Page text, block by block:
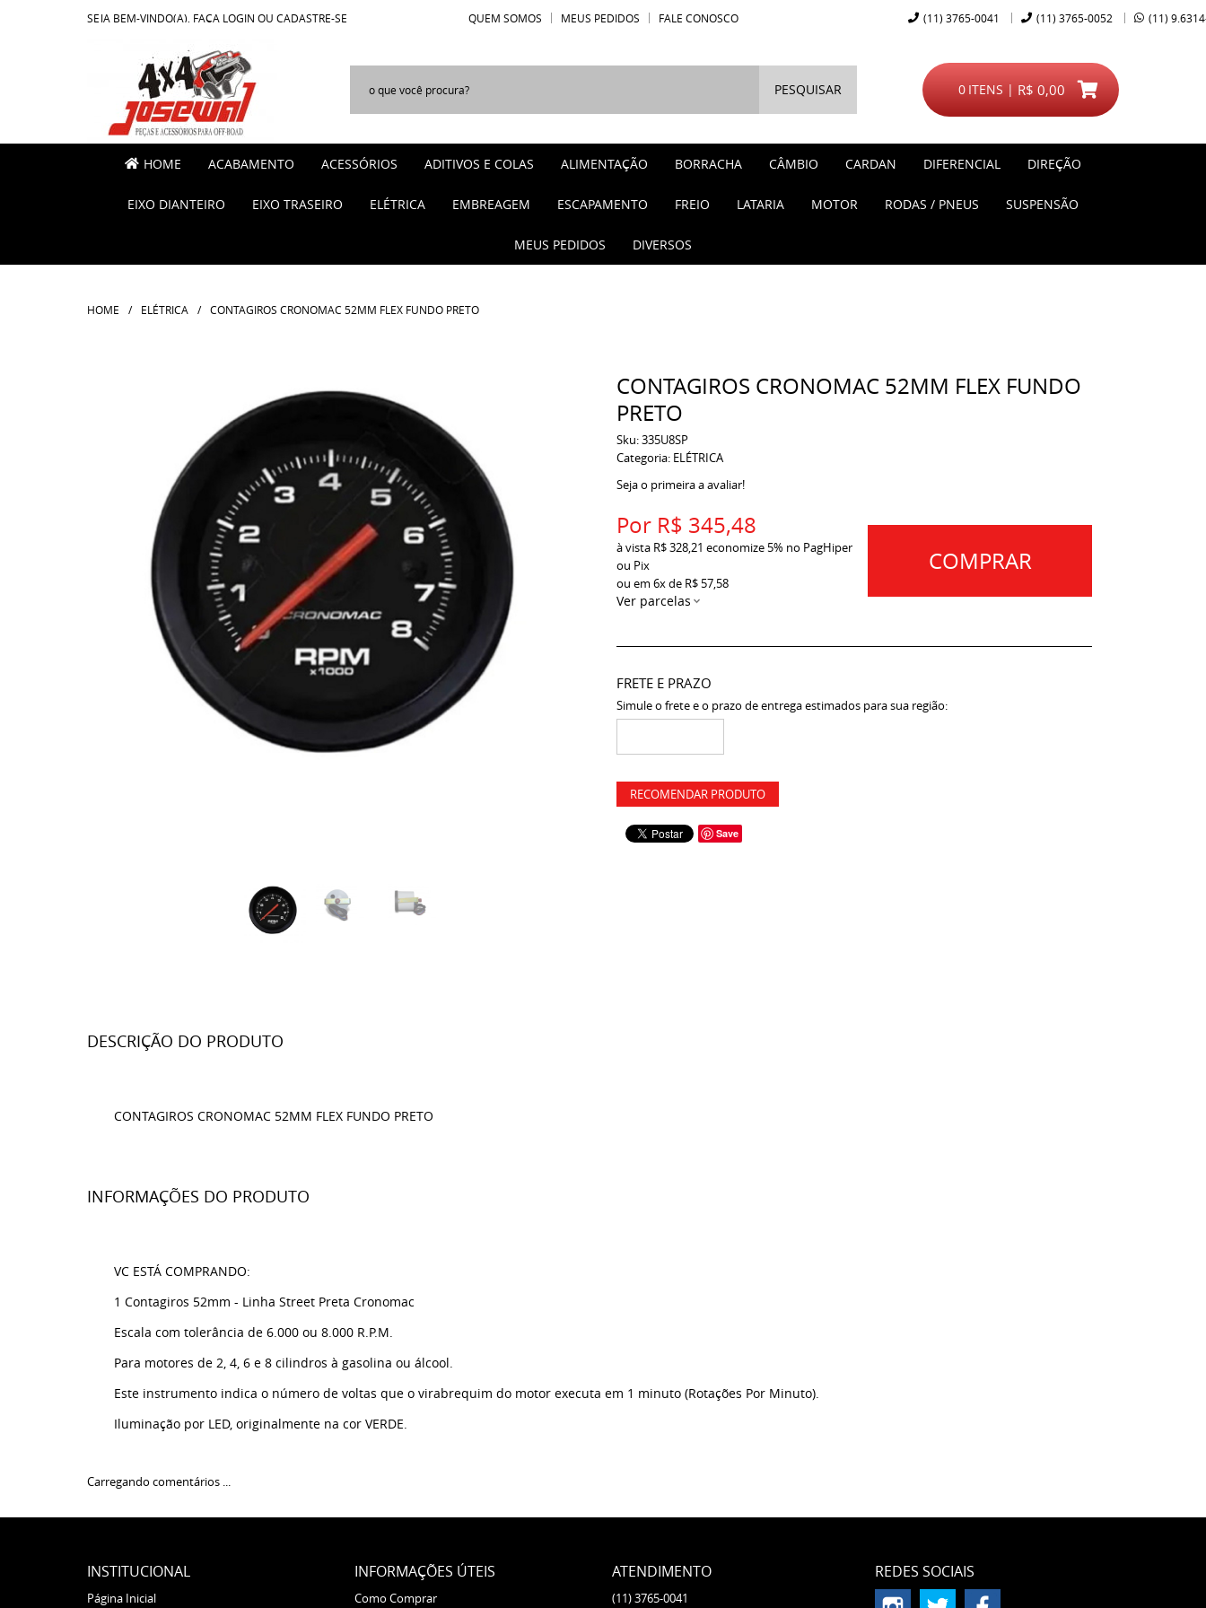
SEJA BEM-VINDO(A), FAÇA LOGIN OU CADASTRE-SE QUEM SOMOS MEUS PEDIDOS FALE CONOSCO (11) 3765-0041 (11) 3765-0052 (11)
PESQUISAR ITENS
0 R$ 0,00
HOME ACABAMENTO ACESSÓRIOS ADITIVOS E COLAS ALIMENTAÇÃO BORRACHA CÂMBIO CARDAN DIFERENCIAL DIREÇÃO
EIXO DIANTEIRO EIXO TRASEIRO ELÉTRICA EMBREAGEM ESCAPAMENTO FREIO LATARIA MOTOR RODAS / PNEUS SUSPENSÃO
MEUS PEDIDOS DIVERSOS
HOME ELÉTRICA CONTAGIROS CRONOMAC 52MM FLEX FUNDO PRETO
CONTAGIROS CRONOMAC 52MM FLEX FUNDO
PRETO
Sku:335U8SP
Categoria: ELÉTRICA
Seja o primeira a avaliar!
Por R$ 345,48
à vista R$ 328,21 economize 5% no PagHiper
ou Pix
ou em 6xde R$ 57,58
Ver parcelas
COMPRAR
FRETE E PRAZO
Simule o frete e o prazo de entrega estimados para sua região:
RECOMENDAR PRODUTO
Save
DESCRIÇÃO DO PRODUTO
CONTAGIROS CRONOMAC 52MM FLEX FUNDO PRETO
INFORMAÇÕES DO PRODUTO
VC ESTÁ COMPRANDO:
1 Contagiros 52mm - Linha Street Preta Cronomac
Escala com tolerância de 6.000 ou 8.000 R.P.M.
Para motores de 2, 4, 6 e 8 cilindros à gasolina ou álcool.
Este instrumento indica o número de voltas que o virabrequim do motor executa em 1 minuto (Rotações Por Minuto).
Iluminação por LED, originalmente na cor VERDE.
Carregando comentários ...
INSTITUCIONAL
Página Inicial
INFORMAÇÕES ÚTEIS
Como Comprar
ATENDIMENTO
(11)3765-0041
REDES SOCIAIS